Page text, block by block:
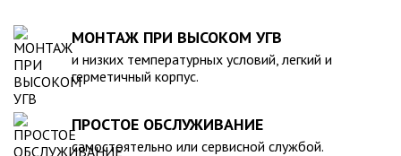
МОНТАЖ ПРИ ВЫСОКОМ УГВ
и низких температурных условий, легкий и
герметичный корпус.
ПРОСТОЕ ОБСЛУЖИВАНИЕ
самостоятельно или сервисной службой.